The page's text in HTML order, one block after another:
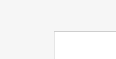
אחרי חוקים זרים לארץ... לטמא
ופסילים, להקריב חזירים
מסופר גם על אלעזר שהעדיף